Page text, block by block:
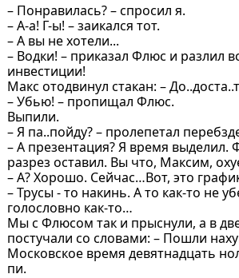
– Понравилась? – спросил я.
– А-а! Г-ы! – заикался тот.
– А вы не хотели...
– Водки! – приказал Флюс и разлил
инвестиции!
Макс отодвинул стакан: –
– Убью! – пропищал Флюс.
Выпили.
– Я па..пойду? – пролепетал
– А презентация? Я время
разрез оставил. Вы что, Максим,
– А? Хорошо. Сейчас…Вот, это
– Трусы - то накинь. А то как-то не
голословно как-то…
Мы с Флюсом так и прыснули, а в
постучали со словами: – Пошли
Московское время девятнадцать
пи.